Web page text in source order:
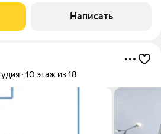
- окна смотрят на Юго-восток
Написать
10 этаж из 18